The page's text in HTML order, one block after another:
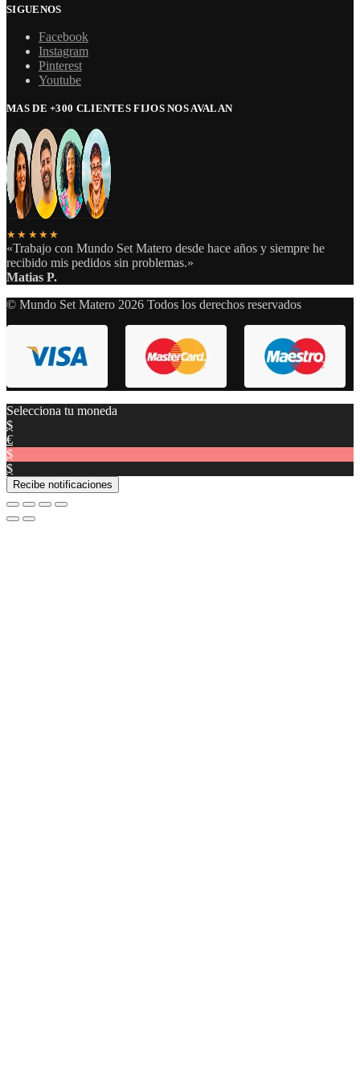
SIGUENOS
Facebook
Instagram
Pinterest
Youtube
MAS DE +300 CLIENTES FIJOS NOS AVALAN
★★★★★
«Trabajo con Mundo Set Matero desde hace años y siempre he
recibido mis pedidos sin problemas.»
Matias P.
© Mundo Set Matero 2026 Todos los derechos reservados
Selecciona tu moneda
$
€
$
$
Recibe notificaciones